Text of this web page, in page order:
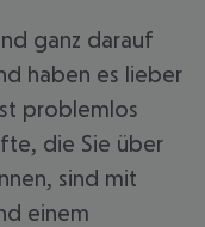
ganz darauf
haben es lieber
problemlos
die Sie über
sind mit
einem